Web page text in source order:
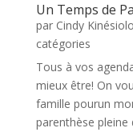
Un Temps de
par Cindy
catégories
Tous à vos
mieux être! On
famille pourun
parenthèse